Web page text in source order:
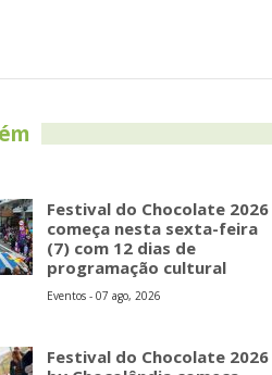
Festival do Chocolate 2026
começa nesta sexta-feira
(7) com 12 dias de
programação cultural
Eventos - 07 ago, 2026
Festival do Chocolate 2026